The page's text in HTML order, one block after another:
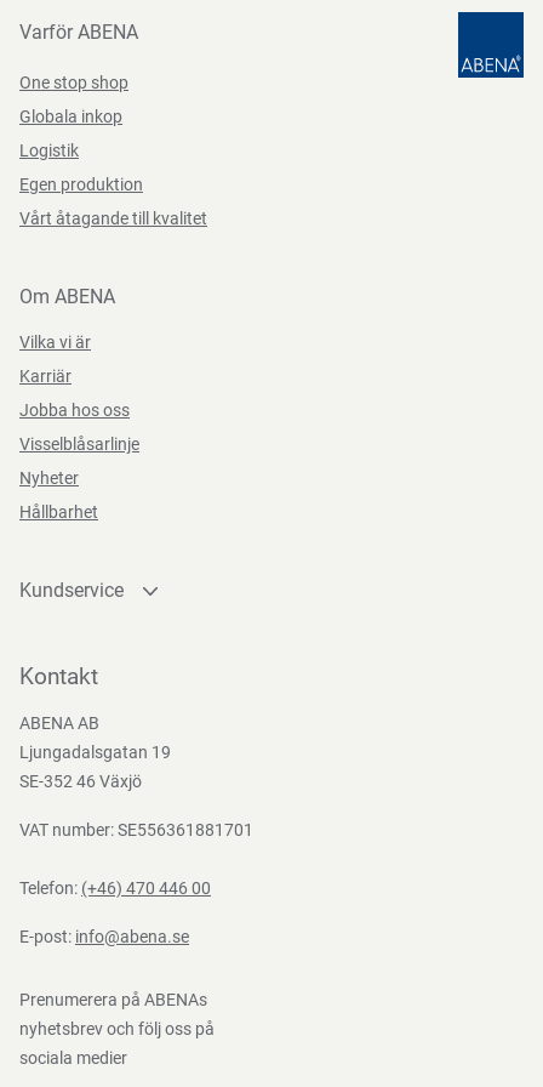
vardagen. Vid kvarstående symtom är det viktigt att
Varför ABENA
One stop shop
Globala inkop
Logistik
Egen produktion
Vårt åtagande till kvalitet
Om ABENA
Vilka vi är
Karriär
Jobba hos oss
Visselblåsarlinje
Nyheter
Hållbarhet
Kundservice
Bli kund
Nedladdningar
Kontakt
ABENA AB
Ljungadalsgatan 19
SE-352 46 Växjö
VAT number: SE556361881701
Telefon: (+46) 470 446 00
E-post: info@abena.se
Prenumerera på ABENAs
nyhetsbrev och följ oss på
sociala medier